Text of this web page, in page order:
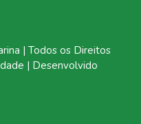
| Todos os Direitos
| Desenvolvido